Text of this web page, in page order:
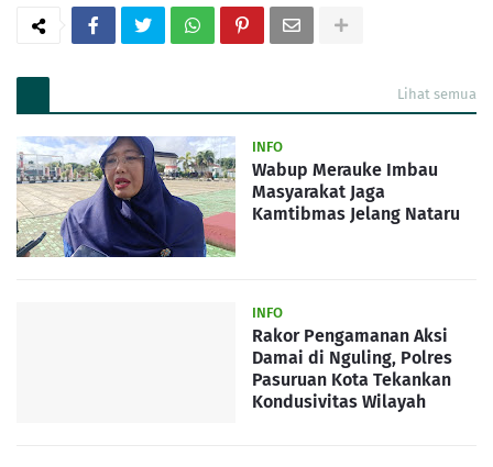
Lihat semua
INFO
Wabup Merauke Imbau
Masyarakat Jaga
Kamtibmas Jelang Nataru
INFO
Rakor Pengamanan Aksi
Damai di Nguling, Polres
Pasuruan Kota Tekankan
Kondusivitas Wilayah